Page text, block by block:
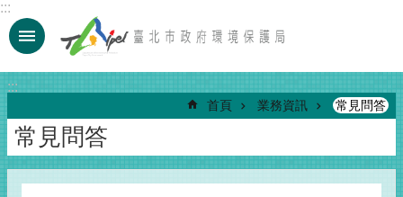
跳到主要內容區塊
:::
:::
首頁 業務資訊 常見問答
常見問答